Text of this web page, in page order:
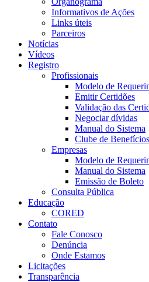
Informativos de Ações
Links úteis
Parceiros
Notícias
Vídeos
Registro
Profissionais
Modelo de
Emitir Certidões
Validação das
Negociar dívidas
Manual do Sistema
Clube de Benefícios
Empresas
Modelo de
Manual do Sistema
Emissão de Boleto
Consulta Pública
Educação
CORED
Contato
Fale Conosco
Denúncia
Onde Estamos
Licitações
Transparência